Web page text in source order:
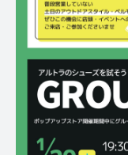
EWS
NEWS
RECRUIT
ECRUIT
CONTACT
CONTACT
株式会社ベルモ